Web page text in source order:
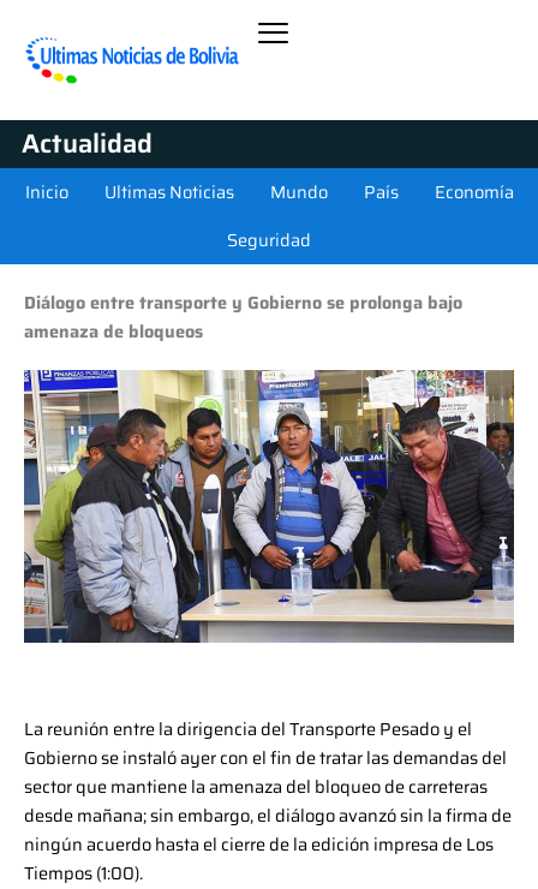
Actualidad
Inicio Ultimas Noticias Mundo País
Economía
Seguridad
Diálogo entre transporte y Gobierno se prolonga bajo
amenaza de bloqueos
La reunión entre la dirigencia del Transporte Pesado y el
Gobierno se instaló ayer con el fin de tratar las demandas del
sector que mantiene la amenaza del bloqueo de carreteras
desde mañana; sin embargo, el diálogo avanzó sin la firma de
ningún acuerdo hasta el cierre de la edición impresa de Los
Tiempos (1:00).